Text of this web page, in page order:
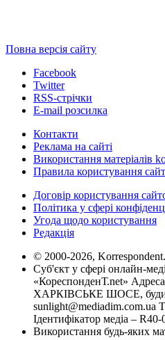
Повна версія сайту
Facebook
Twitter
RSS-стрічки
E-mail розсилка
Контакти
Реклама на сайті
Використання матеріалів
Правила користування
Договір користування
Політика у сфері
Угода щодо користування
Редакція
© 2000-2026,
Суб'єкт у сфері онлайн-
«КореспонденТ.net»
ХАРКІВСЬКЕ ШОСЕ,
sunlight@mediadim.com.ua
Ідентифікатор медіа –
Використання будь-яких